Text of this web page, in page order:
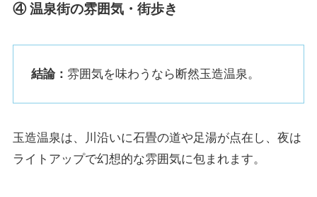
④ 温泉街の雰囲気・街歩き
結論：雰囲気を味わうなら断然玉造温泉。
玉造温泉は、川沿いに石畳の道や足湯が点在し、夜は
ライトアップで幻想的な雰囲気に包まれます。